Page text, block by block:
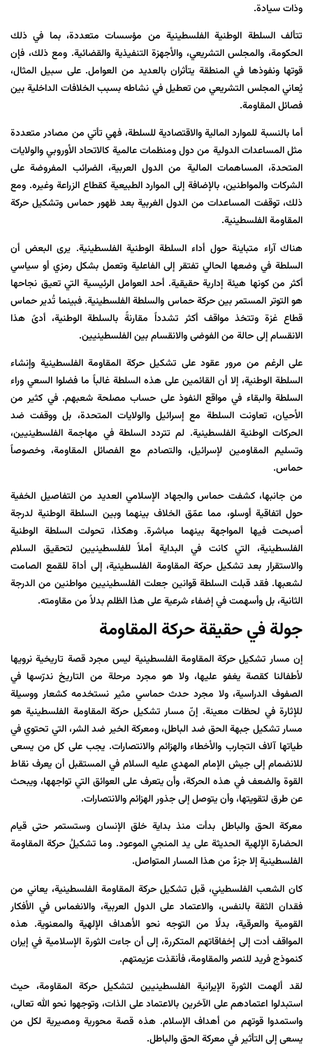
وذات سيادة.
تتألف السلطة الوطنية الفلسطينية من مؤسسات متعددة، بما في ذلك
الحكومة، والمجلس التشريعي، والأجهزة التنفيذية والقضائية. ومع ذلك، فإن
قوتها ونفوذها في المنطقة يتأثران بالعديد من العوامل. على سبيل المثال،
يُعاني المجلس التشريعي من تعطيل في نشاطه بسبب الخلافات الداخلية بين
فصائل المقاومة.
أما بالنسبة للموارد المالية والاقتصادية للسلطة، فهي تأتي من مصادر متعددة
مثل المساعدات الدولية من دول ومنظمات عالمية كالاتحاد الأوروبي والولايات
المتحدة، المساهمات المالية من الدول العربية، الضرائب المفروضة على
الشركات والمواطنين، بالإضافة إلى الموارد الطبيعية كقطاع الزراعة وغيره. ومع
ذلك، توقفت المساعدات من الدول الغربية بعد ظهور حماس وتشكيل حركة
المقاومة الفلسطينية.
هناك آراء متباينة حول أداء السلطة الوطنية الفلسطينية. يرى البعض أن
السلطة في وضعها الحالي تفتقر إلى الفاعلية وتعمل بشكل رمزي أو سياسي
أكثر من كونها هيئة إدارية حقيقية. أحد العوامل الرئيسية التي تعيق نجاحها
هو التوتر المستمر بين حركة حماس والسلطة الفلسطينية. فبينما تُدير حماس
قطاع غزة وتتخذ مواقف أكثر تشدداً مقارنةً بالسلطة الوطنية، أدىً هذا
الانقسام إلى حالة من الفوضى والانقسام بين الفلسطينيين.
على الرغم من مرور عقود على تشكيل حركة المقاومة الفلسطينية وإنشاء
السلطة الوطنية، إلا أن القائمين على هذه السلطة غالباً ما فضلوا السعي وراء
السلطة والبقاء في مواقع النفوذ على حساب مصلحة شعبهم. في كثير من
الأحيان، تعاونت السلطة مع إسرائيل والولايات المتحدة، بل ووقفت ضد
الحركات الوطنية الفلسطينية. لم تتردد السلطة في مهاجمة الفلسطينيين،
وتسليم المقاومين لإسرائيل، والتصادم مع الفصائل المقاومة، وخصوصاً
حماس.
من جانبها، كشفت حماس والجهاد الإسلامي العديد من التفاصيل الخفية
حول اتفاقية أوسلو، مما عمّق الخلاف بينهما وبين السلطة الوطنية لدرجة
أصبحت فيها المواجهة بينهما مباشرة. وهكذا، تحولت السلطة الوطنية
الفلسطينية، التي كانت في البداية أملاً للفلسطينيين لتحقيق السلام
والاستقرار بعد تشكيل حركة المقاومة الفلسطينية، إلى أداة للقمع الصامت
لشعبها. فقد قبلت السلطة قوانين جعلت الفلسطينيين مواطنين من الدرجة
الثانية، بل وأسهمت في إضفاء شرعية على هذا الظلم بدلاً من مقاومته.
جولة في حقيقة حركة المقاومة
إن مسار تشكيل حركة المقاومة الفلسطينية ليس مجرد قصة تاريخية نرويها
لأطفالنا كقصة يغفو عليها، ولا هو مجرد مرحلة من التاريخ ندرّسها في
الصفوف الدراسية، ولا مجرد حدث حماسي مثير نستخدمه كشعار ووسيلة
للإثارة في لحظات معينة. إنّ مسار تشكيل حركة المقاومة الفلسطينية هو
مسار تشكيل جبهة الحق ضد الباطل، ومعركة الخير ضد الشر، التي تحتوي في
طياتها آلاف التجارب والأخطاء والهزائم والانتصارات. يجب على كل من يسعى
للانضمام إلى جيش الإمام المهدي عليه السلام في المستقبل أن يعرف نقاط
القوة والضعف في هذه الحركة، وأن يتعرف على العوائق التي تواجهها، ويبحث
عن طرق لتقويتها، وأن يتوصل إلى جذور الهزائم والانتصارات.
معركة الحق والباطل بدأت منذ بداية خلق الإنسان وستستمر حتى قيام
الحضارة الإلهية الحديثة على يد المنجي الموعود. وما تشكيلُ حركة المقاومة
الفلسطينية إلا جزءٌ من هذا المسار المتواصل.
كان الشعب الفلسطيني، قبل تشكيل حركة المقاومة الفلسطينية، يعاني من
فقدان الثقة بالنفس، والاعتماد على الدول العربية، والانغماس في الأفكار
القومية والعرقية، بدلًا من التوجه نحو الأهداف الإلهية والمعنوية. هذه
المواقف أدت إلى إخفاقاتهم المتكررة، إلى أن جاءت الثورة الإسلامية في إيران
كنموذج فريد للنصر والمقاومة، فأنقذت عزيمتهم.
لقد ألهمت الثورة الإيرانية الفلسطينيين لتشكيل حركة المقاومة، حيث
استبدلوا اعتمادهم على الآخرين بالاعتماد على الذات، وتوجهوا نحو الله تعالى،
واستمدوا قوتهم من أهداف الإسلام. هذه قصة محورية ومصيرية لكل من
يسعى إلى التأثير في معركة الحق والباطل.